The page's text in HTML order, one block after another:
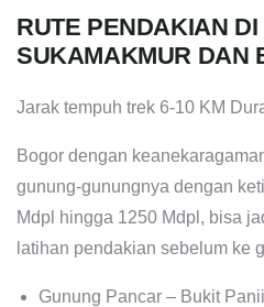
RUTE PENDAKIAN DI
SUKAMAKMUR DAN
Jarak tempuh trek 6-10 KM
Bogor dengan
gunung-gunungnya dengan
Mdpl hingga 1250 Mdpl, bisa
latihan pendakian sebelum ke
Gunung Pancar – Bukit